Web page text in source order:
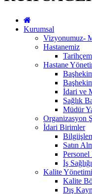
Kurumsal
Vizyonumuz-
Hastanemiz
Hastane
İdari ve
Sağlık
Müdür
Organizasyon
İdari Birimler
Satın
İş
Kalite Yönetimi
Kalite
Dış